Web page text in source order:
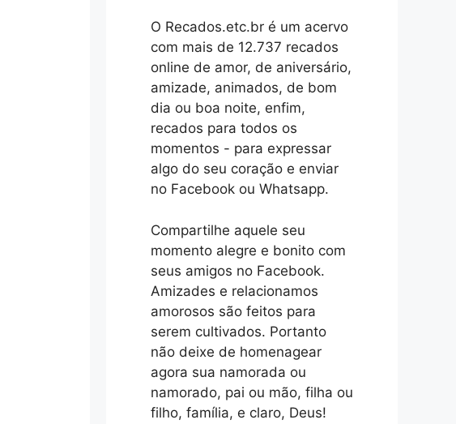
O Recados.etc.br é um acervo
com mais de 12.737 recados
online de amor, de aniversário,
amizade, animados, de bom
dia ou boa noite, enfim,
recados para todos os
momentos - para expressar
algo do seu coração e enviar
no Facebook ou Whatsapp.
Compartilhe aquele seu
momento alegre e bonito com
seus amigos no Facebook.
Amizades e relacionamos
amorosos são feitos para
serem cultivados. Portanto
não deixe de homenagear
agora sua namorada ou
namorado, pai ou mão, filha ou
filho, família, e claro, Deus!